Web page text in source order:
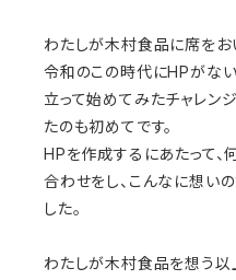
わたしが木村食品に席をお
令和のこの時代にHPがな
立って始めてみたチャレンジ
たのも初めてです。
HPを作成するにあたって、
合わせをし、 こんなに想い
した。
わたしが木村食品を想う以